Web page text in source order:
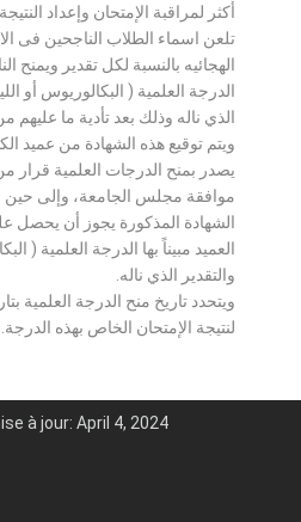
أكثر لمراقبة الإمتحان وإعداد النتيجة.
تلعن اسماء الطلاب الناجحين فى
الهجائيه بالنسبة لكل تقدير ويمنح
الدرجة العلمية ( البكالوريوس أو
الذي ناله وذلك بعد تأدية ما
ويتم توقيع هذه الشهادة من عميد
يصدر بمنح الدرجات العلمية قرار
موافقة مجلس الجامعة، وإلى
الشهادة المذكورة يجوز أن يحصل
العميد مبيناً بها الدرجة العلمية (
والتقدير الذي ناله.
ويتحدد تاريخ منح الدرجة العلمية
لنتيجة الإمتحان الخاص بهذه الدرجة.
à jour: April 4, 2024